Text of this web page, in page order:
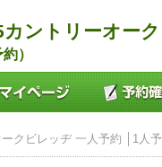
ントリーオー
）
クビレッヂ 一人予約 │1人